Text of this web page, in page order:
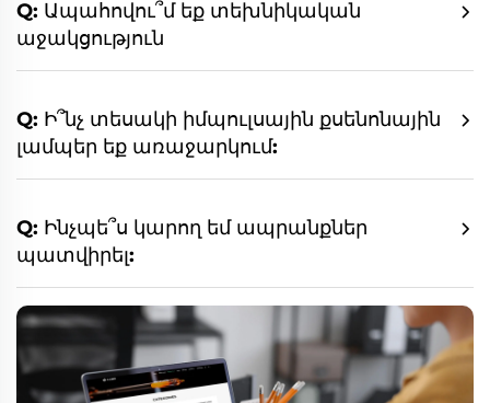
Q: Ապահովու՞մ եք տեխնիկական
աջակցություն
Q: Ի՞նչ տեսակի իմպուլսային քսենոնային
լամպեր եք առաջարկում:
Q: Ինչպե՞ս կարող եմ ապրանքներ
պատվիրել: